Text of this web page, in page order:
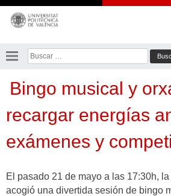
Saltar
contenido
Buscar:
Bingo musical y
recargar energías
exámenes y
El pasado 21 de mayo a las 17:30h,
acogió una divertida sesión de bingo